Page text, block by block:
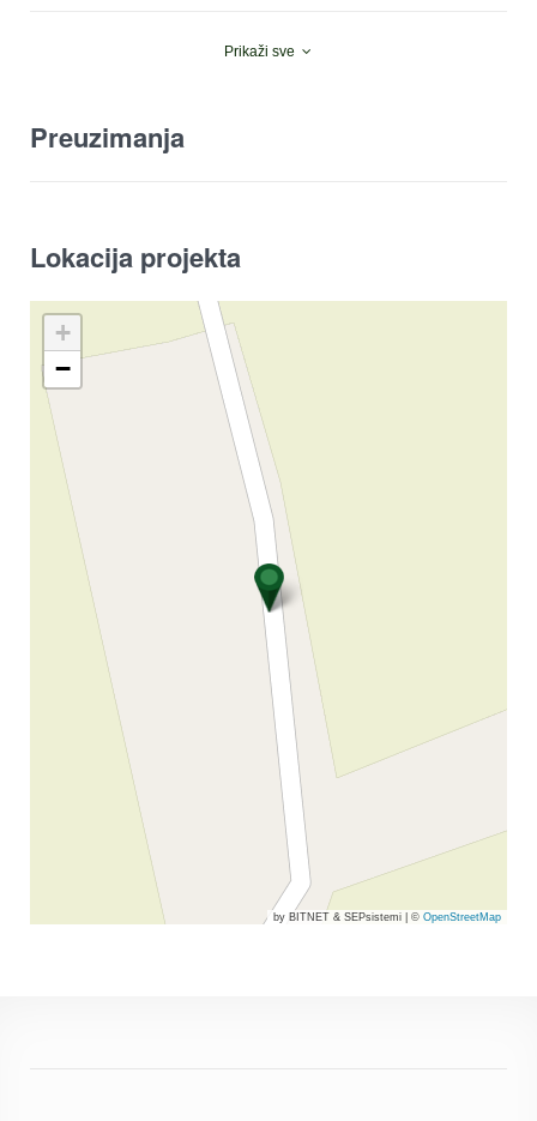
Prikaži sve
Preuzimanja
Lokacija projekta
+
−
by BITNET & SEPsistemi © OpenStreetMap